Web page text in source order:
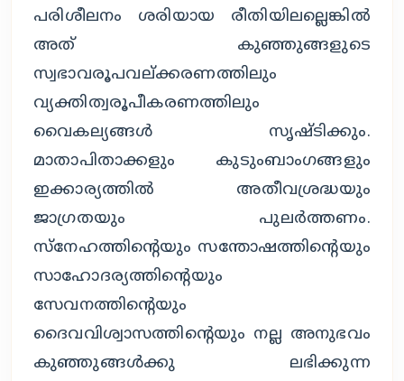
പരിശീലനം ശരിയായ രീതിയിലല്ലെങ്കില്‍
അത് കുഞ്ഞുങ്ങളുടെ
സ്വഭാവരൂപവല്ക്കരണത്തിലും
വ്യക്തിത്വരൂപീകരണത്തിലും
വൈകല്യങ്ങള്‍ സൃഷ്ടിക്കും.
മാതാപിതാക്കളും കുടുംബാംഗങ്ങളും
ഇക്കാര്യത്തില്‍ അതീവശ്രദ്ധയും
ജാഗ്രതയും പുലര്‍ത്തണം.
സ്‌നേഹത്തിന്റെയും സന്തോഷത്തിന്റെയും
സാഹോദര്യത്തിന്റെയും
സേവനത്തിന്റെയും
ദൈവവിശ്വാസത്തിന്റെയും നല്ല അനുഭവം
കുഞ്ഞുങ്ങള്‍ക്കു ലഭിക്കുന്ന